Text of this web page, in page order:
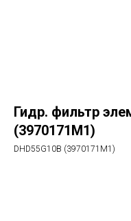
Гидр. фильтр
(3970171М1)
DHD55G10B (3970171М1)